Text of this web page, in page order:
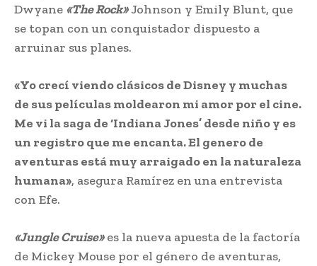
Dwyane «The Rock»Johnson y Emily Blunt, que
se topan con un conquistador dispuesto a
arruinar sus planes.
«Yo crecí viendo clásicos de Disney y muchas
de sus películas moldearon mi amor por el cine.
Me vi la saga de ‘Indiana Jones’ desde niño y es
un registro que me encanta. El genero de
aventuras está muy arraigado en la naturaleza
humana», asegura Ramírez en una entrevista
con Efe.
«Jungle Cruise»es la nueva apuesta de la factoría
de Mickey Mouse por el género de aventuras,